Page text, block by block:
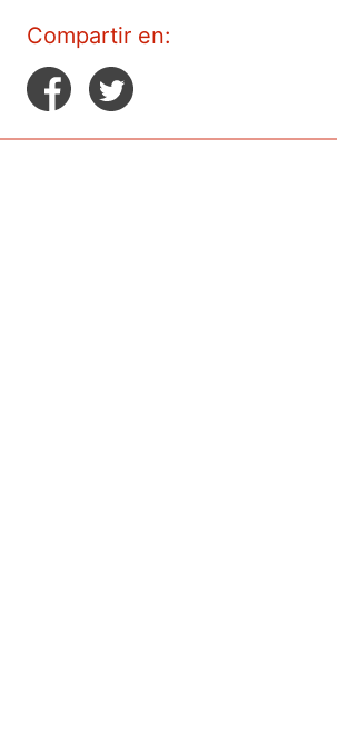
Compartir en: